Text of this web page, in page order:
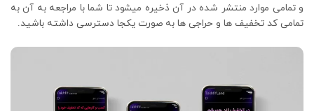
و تمامی موارد منتشر شده در آن ذخیره میشود تا شما با مراجعه به آن به
تمامی کد تخفیف ها و حراجی ها به صورت یکجا دسترسی داشته باشید.